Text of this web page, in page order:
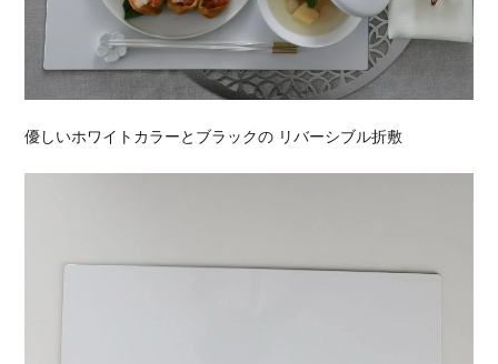
優しいホワイトカラーとブラックの リバーシブル折敷